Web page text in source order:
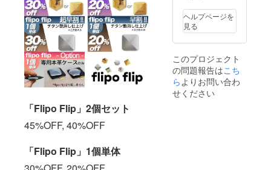
「Flipo Flip」2個セット
45%OFF, 40%OFF
「Flipo Flip」1個単体
ヘルプページを
見る
このプロジェクト
の問題報告はこち
ら よりお問い合わ
せください